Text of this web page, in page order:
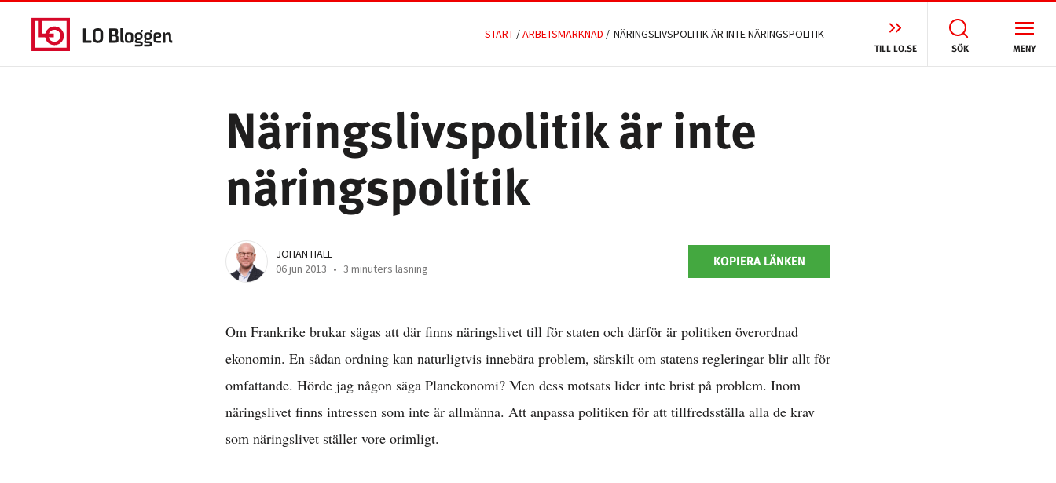
TILL LO.SE SÖK MENY
START /ARBETSMARKNAD / NÄRINGSLIVSPOLITIK ÄR INTE NÄRINGSPOLITIK
Näringslivspolitik är inte
näringspolitik
JOHAN HALL
06 jun 2013 • 3 minuters läsning KOPIERA LÄNKEN
Om Frankrike brukar sägas att där finns näringslivet till för staten och därför är politiken överordnad
ekonomin. En sådan ordning kan naturligtvis innebära problem, särskilt om statens regleringar blir allt för
omfattande. Hörde jag någon säga Planekonomi? Men dess motsats lider inte brist på problem. Inom
näringslivet finns intressen som inte är allmänna. Att anpassa politiken för att tillfredsställa alla de krav
som näringslivet ställer vore orimligt.